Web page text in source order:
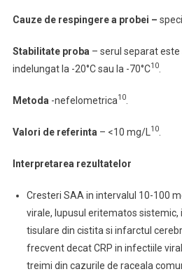
Cauze de respingerea probei –
Stabilitate proba – serul separat este
indelungat la -20°C sau la -70°C10.
Metoda -nefelometrica10.
Valori de referinta – <10 mg/L 10.
Interpretarea rezultatelor
Cresteri SAA in intervalul 10-100
virale, lupusul eritematos
tisulare din cistita si infarctul
frecvent decat CRP in infectiile
treimi din cazurile de raceala